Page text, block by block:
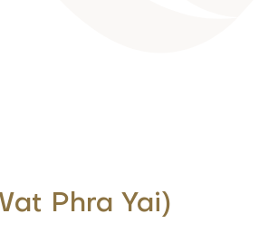
Phra Yai)